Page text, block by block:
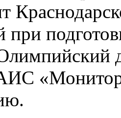
при